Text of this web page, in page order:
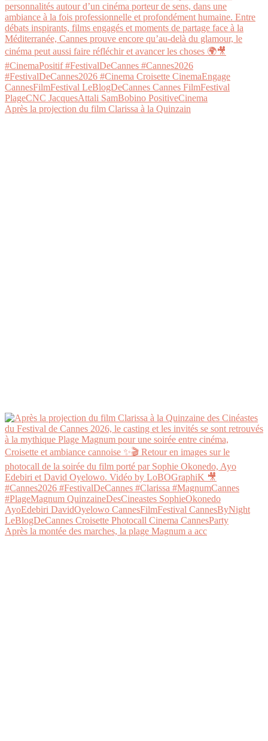
Après la projection du film Clarissa à la Quinzain
Après la montée des marches, la plage Magnum a acc